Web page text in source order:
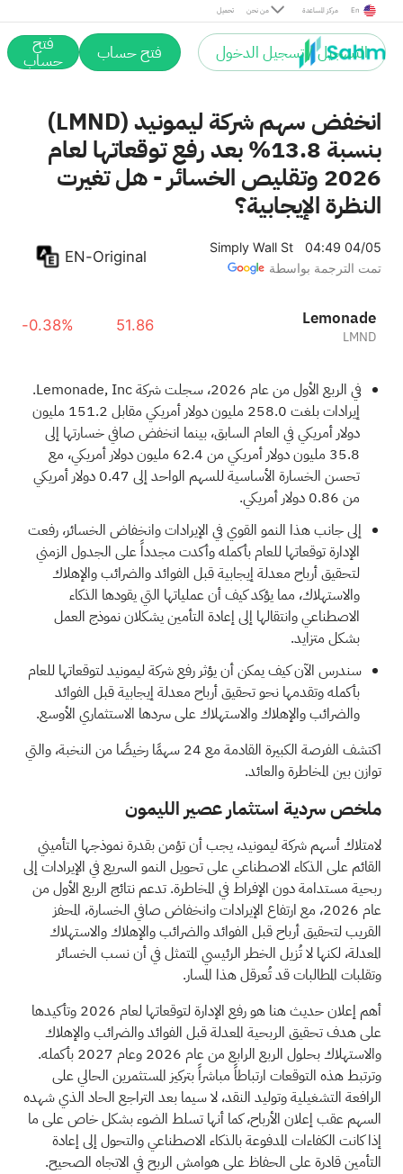
تحميل من نحن مركز المساعدة En
التسجيل / تسجيل الدخول فتح حساب فتح
حساب
انخفض سهم شركة ليمونيد (LMND)
بنسبة 13.8% بعد رفع توقعاتها لعام
2026 وتقليص الخسائر - هل تغيرت
النظرة الإيجابية؟
Simply Wall St
04:49 04/05
تمت الترجمة بواسطة
EN-Original
Lemonade
LMND
51.86
-0.38%
في الربع الأول من عام 2026، سجلت شركة Lemonade, Inc.
إيرادات بلغت 258.0 مليون دولار أمريكي مقابل 151.2 مليون
دولار أمريكي في العام السابق، بينما انخفض صافي خسارتها إلى
35.8 مليون دولار أمريكي من 62.4 مليون دولار أمريكي، مع
تحسن الخسارة الأساسية للسهم الواحد إلى 0.47 دولار أمريكي
من 0.86 دولار أمريكي.
إلى جانب هذا النمو القوي في الإيرادات وانخفاض الخسائر، رفعت
الإدارة توقعاتها للعام بأكمله وأكدت مجدداً على الجدول الزمني
لتحقيق أرباح معدلة إيجابية قبل الفوائد والضرائب والإهلاك
والاستهلاك، مما يؤكد كيف أن عملياتها التي يقودها الذكاء
الاصطناعي وانتقالها إلى إعادة التأمين يشكلان نموذج العمل
بشكل متزايد.
سندرس الآن كيف يمكن أن يؤثر رفع شركة ليمونيد لتوقعاتها للعام
بأكمله وتقدمها نحو تحقيق أرباح معدلة إيجابية قبل الفوائد
والضرائب والإهلاك والاستهلاك على سردها الاستثماري الأوسع.
اكتشف الفرصة الكبيرة القادمة مع 24 سهمًا رخيصًا من النخبة،
والتي
توازن بين المخاطرة والعائد.
ملخص سردية استثمار عصير الليمون
لامتلاك أسهم شركة ليمونيد، يجب أن تؤمن بقدرة نموذجها التأميني
القائم على الذكاء الاصطناعي على تحويل النمو السريع في الإيرادات إلى
ربحية مستدامة دون الإفراط في المخاطرة. تدعم نتائج الربع الأول من
عام 2026، مع ارتفاع الإيرادات وانخفاض صافي الخسارة، المحفز
القريب لتحقيق أرباح قبل الفوائد والضرائب والإهلاك والاستهلاك
المعدلة، لكنها لا تُزيل الخطر الرئيسي المتمثل في أن نسب الخسائر
وتقلبات المطالبات قد تُعرقل هذا المسار.
أهم إعلان حديث هنا هو رفع الإدارة لتوقعاتها لعام 2026 وتأكيدها
على هدف تحقيق الربحية المعدلة قبل الفوائد والضرائب والإهلاك
والاستهلاك بحلول الربع الرابع من عام 2026 وعام 2027 بأكمله.
وترتبط هذه التوقعات ارتباطاً مباشراً بتركيز المستثمرين الحالي على
الرافعة التشغيلية وتوليد النقد، لا سيما بعد التراجع الحاد الذي شهده
السهم عقب إعلان الأرباح، كما أنها تسلط الضوء بشكل خاص على ما
إذا كانت الكفاءات المدفوعة بالذكاء الاصطناعي والتحول إلى إعادة
التأمين قادرة على الحفاظ على هوامش الربح في الاتجاه الصحيح.